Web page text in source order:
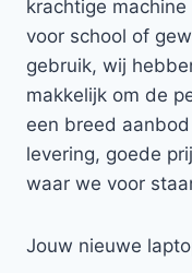
krachtige
voor school of
gebruik, wij
makkelijk om de
een breed
levering, goede
waar we voor
Jouw nieuwe